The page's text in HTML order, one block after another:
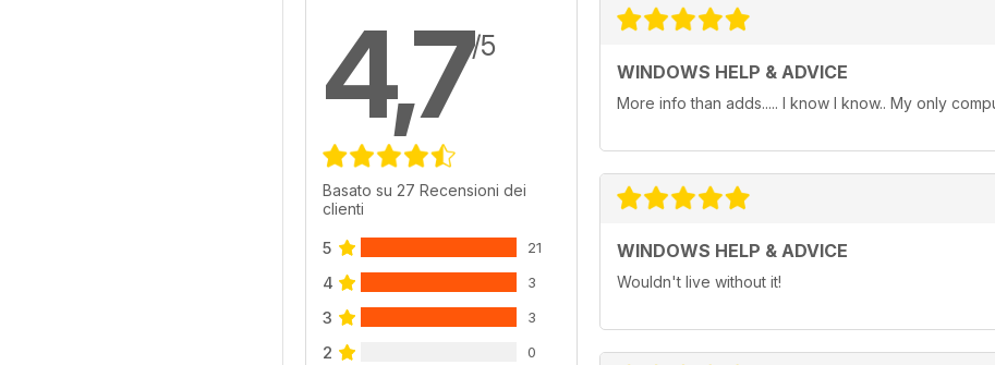
4,7/5
Basato su 27 Recensioni dei
clienti
5 21
4 3
3 3
2 0
WINDOWS HELP & ADVICE
More info than adds..... I know I know.. My only
WINDOWS HELP & ADVICE
Wouldn't live without it!